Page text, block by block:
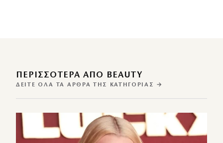
ΠΕΡΙΣΣΌΤΕΡΑ ΑΠΌ BEAUTY
ΔΕΊΤΕ ΌΛΑ ΤΑ ΆΡΘΡΑ ΤΗΣ ΚΑΤΗΓΟΡΊΑΣ →